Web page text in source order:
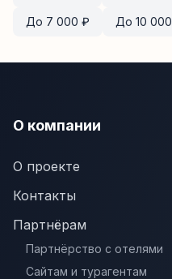
До 7 000 ₽ До 10 000
О компании
О проекте
Контакты
Партнёрам
Партнёрство с отелями
Сайтам и турагентам